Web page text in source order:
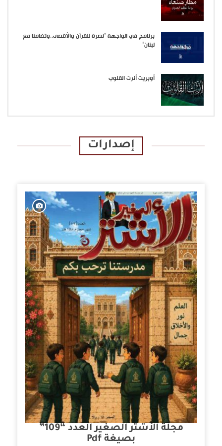
برنامج في الواجهة “نصرة للقرآن والأقصى..وتضامنا مع
لبنان”
أوبريت أنرت القلوب
إصدارات
مجلة الأشتر الصغير العدد “109”
بصيغة Pdf